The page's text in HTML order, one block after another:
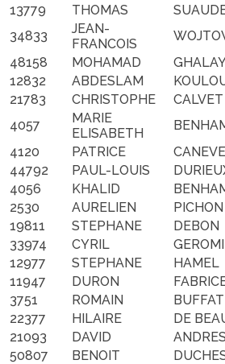
13779 THOMAS
34833
JEAN-
FRANCOIS
48158 MOHAMAD
12832 ABDESLAM
21783 CHRISTOPHE
CALVET
4057
MARIE
ELISABETH
4120 PATRICE
44792 PAUL-LOUIS
4056 KHALID
2530 AURELIEN
PICHON
19811 STEPHANE
DEBON
33974 CYRIL
12977 STEPHANE
HAMEL
11947 DURON
3751 ROMAIN
BUFFAT
22377 HILAIRE
DE
21093 DAVID
50807 BENOIT